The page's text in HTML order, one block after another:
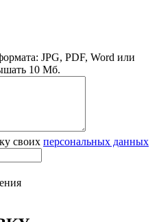
JPG, PDF, Word или
10 Мб.
своих персональных данных